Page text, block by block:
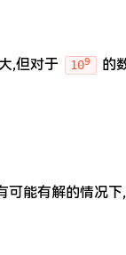
,但对于 109
的
可能有解的情况